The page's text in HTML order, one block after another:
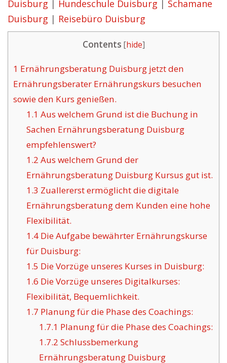
Duisburg | Hundeschule Duisburg | Schamane
Duisburg | Reisebüro Duisburg
Contents [hide]
1 Ernährungsberatung Duisburg jetzt den
Ernährungsberater Ernährungskurs besuchen
sowie den Kurs genießen.
1.1 Aus welchem Grund ist die Buchung in
Sachen Ernährungsberatung Duisburg
empfehlenswert?
1.2 Aus welchem Grund der
Ernährungsberatung Duisburg Kursus gut ist.
1.3 Zuallererst ermöglicht die digitale
Ernährungsberatung dem Kunden eine hohe
Flexibilität.
1.4Die Aufgabe bewährter Ernährungskurse
für Duisburg:
1.5 Die Vorzüge unseres Kurses in Duisburg:
1.6 Die Vorzüge unseres Digitalkurses:
Flexibilität, Bequemlichkeit.
1.7 Planung für die Phase des Coachings:
1.7.1 Planung für die Phase des Coachings:
1.7.2 Schlussbemerkung
Ernährungsberatung Duisburg